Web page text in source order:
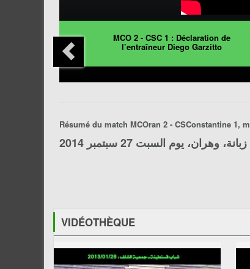
MCO 2 - CSC 1 : Déclaration de
l’entraîneur Diego Garzitto
Résumé du match MCOran 2 - CSConstantine 1,
يوم السبت 27 سبتمبر 2014
VIDÉOTHÈQUE